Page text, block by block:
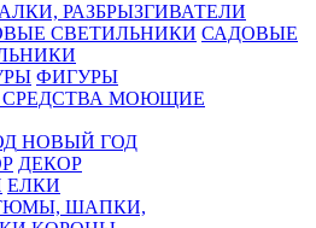
РАЗБРЫЗГИВАТЕЛИ
САДОВЫЕ
ФИГУРЫ
МОЮЩИЕ
НОВЫЙ ГОД
ДЕКОР
ЕЛКИ